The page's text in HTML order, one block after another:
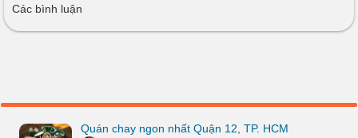
Các bình luận
Quán chay ngon nhất Quận 12, TP. HCM